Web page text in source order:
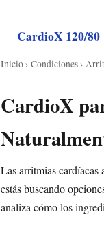
CardioX 120/80
Inicio› Condiciones›
CardioX
Las arritmias cardíacas
estás buscando
analiza cómo los